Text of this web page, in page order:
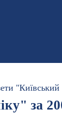
"Київський
за